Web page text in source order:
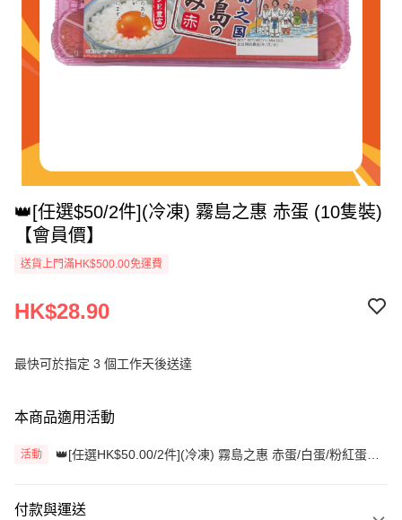
👑[任選$50/2件](冷凍) 霧島之惠 赤蛋 (10隻裝)
【會員價】
送貨上門滿HK$500.00免運費
HK$28.90
最快可於指定 3 個工作天後送達
本商品適用活動
活動
👑[任選HK$50.00/2件](冷凍) 霧島之惠 赤蛋/白蛋/粉紅蛋
付款與運送